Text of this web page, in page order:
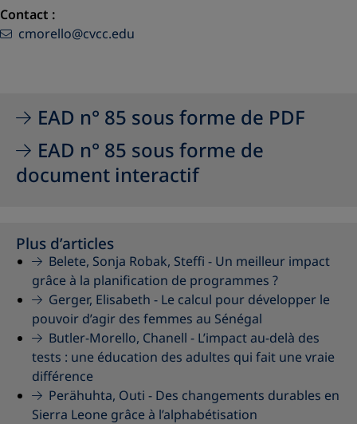
Contact :
cmorello@cvcc.edu
EAD n° 85 sous forme de PDF
EAD n° 85 sous forme de
document interactif
Plus d’articles
Belete, Sonja Robak, Steffi - Un meilleur impact
grâce à la planification de programmes ?
Gerger, Elisabeth - Le calcul pour développer le
pouvoir d’agir des femmes au Sénégal
Butler-Morello, Chanell - L’impact au-delà des
tests : une éducation des adultes qui fait une vraie
différence
Perähuhta, Outi - Des changements durables en
Sierra Leone grâce à l’alphabétisation